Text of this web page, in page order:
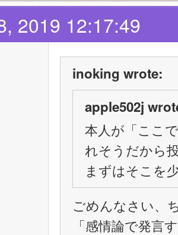
2019 12:17:49
inoking wrote:
apple502j
本人が「ここ
れそうだから
まずはそこを
ごめんなさい、
「感情論で発言